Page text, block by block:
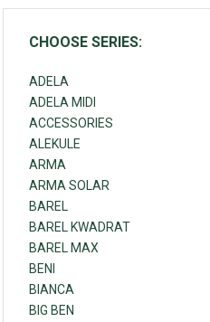
CHOOSE SERIES:
ADELA
ADELA MIDI
ACCESSORIES
ALEKULE
ARMA
ARMA SOLAR
BAREL
BAREL KWADRAT
BAREL MAX
BENI
BIANCA
BIG BEN